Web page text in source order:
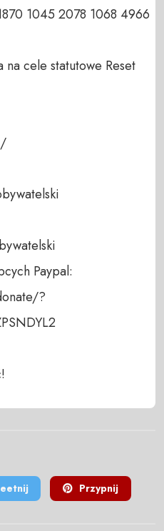
1045 2078 1068 4966
cele statutowe Reset
Paypal:
?
Przypnij